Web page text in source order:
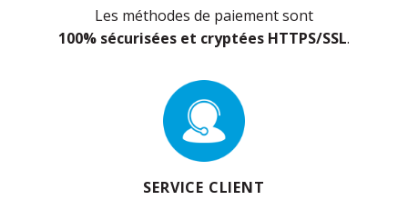
Les méthodes de paiement sont
100% sécurisées et cryptées HTTPS/SSL.
SERVICE CLIENT